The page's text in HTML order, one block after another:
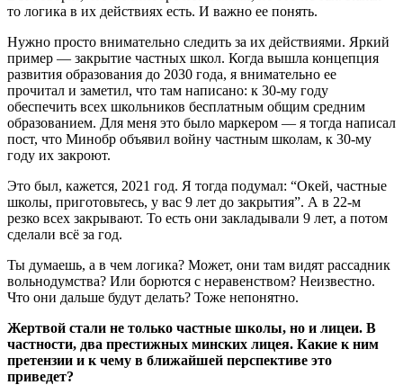
то логика в их действиях есть. И важно ее понять.
Нужно просто внимательно следить за их действиями. Яркий
пример — закрытие частных школ. Когда вышла концепция
развития образования до 2030 года, я внимательно ее
прочитал и заметил, что там написано: к 30-му году
обеспечить всех школьников бесплатным общим средним
образованием. Для меня это было маркером — я тогда написал
пост, что Минобр объявил войну частным школам, к 30-му
году их закроют.
Это был, кажется, 2021 год. Я тогда подумал: “Окей, частные
школы, приготовьтесь, у вас 9 лет до закрытия”. А в 22-м
резко всех закрывают. То есть они закладывали 9 лет, а потом
сделали всё за год.
Ты думаешь, а в чем логика? Может, они там видят рассадник
вольнодумства? Или борются с неравенством? Неизвестно.
Что они дальше будут делать? Тоже непонятно.
Жертвой стали не только частные школы, но и лицеи. В
частности, два престижных минских лицея. Какие к ним
претензии и к чему в ближайшей перспективе это
приведет?